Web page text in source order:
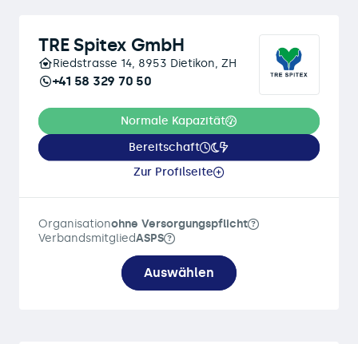
TRE Spitex GmbH
Riedstrasse 14, 8953 Dietikon, ZH
+41 58 329 70 50
Normale Kapazität
Bereitschaft
Zur Profilseite
Organisationohne Versorgungspflicht
VerbandsmitgliedASPS
Auswählen